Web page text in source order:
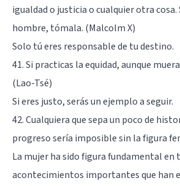
igualdad o justicia o cualquier otra cosa.
hombre, tómala. (Malcolm X)
Solo tú eres responsable de tu destino.
41. Si practicas la equidad, aunque
(Lao-Tsé)
Si eres justo, serás un ejemplo a seguir.
42. Cualquiera que sepa un poco de
progreso sería imposible sin la figura
La mujer ha sido figura fundamental en
acontecimientos importantes que han